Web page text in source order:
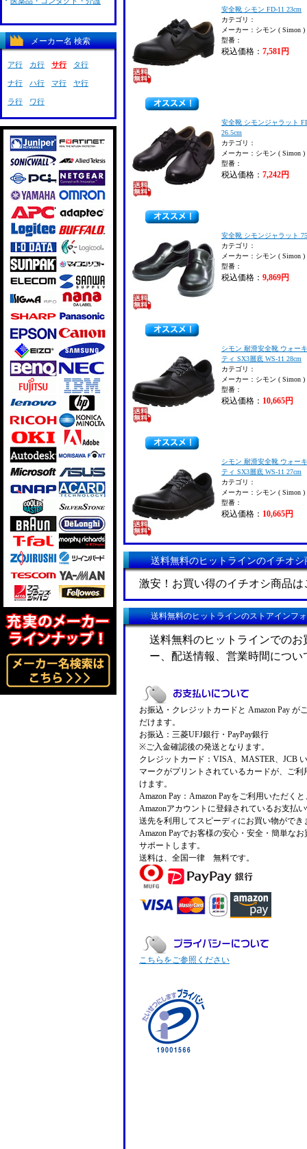
安全靴 シモン FD-11 23cm
カテゴリ：
メーカー：シモン ( Simon )
型番：
税込価格： 7,581円
安全靴 シモンジャラット
26.5cm
カテゴリ：
メーカー：シモン ( Simon )
型番：
税込価格： 7,242円
安全靴 シモンジャラット
カテゴリ：
メーカー：シモン ( Simon )
型番：
税込価格： 9,869円
シモン 耐滑安全靴 ウォー
ティ SX3層底 WS-11 28cm
カテゴリ：
メーカー：シモン ( Simon )
型番：
税込価格： 10,665円
シモン 耐滑安全靴 ウォー
ティ SX3層底 WS-11 27cm
カテゴリ：
メーカー：シモン ( Simon )
型番：
税込価格： 10,665円
送料無料のヒットラインのイチオシ
激安！お買い得のイチオシ商品
送料無料のヒットラインのストアインフ
送料無料のヒットラインでの
ー、配送情報、営業時間につ
お振込・クレジットカードと Amazon Pay が
だけます。
お振込：三菱UFJ銀行・PayPay銀行
※ご入金確認後の発送となります。
クレジットカード：VISA、MASTER、JCB
マークがプリントされているカードが、ご利
けます。
Amazon Pay：Amazon Payをご利用いただく
Amazonアカウントに登録されているお支払
送先を利用してスピーディにお買い物ができ
Amazon Payでお客様の安心・安全・簡単な
サポートします。
送料は、全国一律 無料です。
こちらをご参照ください
メーカー名 検索
ア行 カ行 サ行 タ行
ナ行 ハ行 マ行 ヤ行
ラ行 ワ行